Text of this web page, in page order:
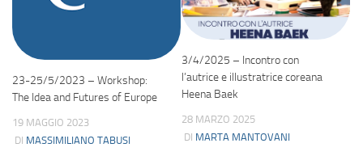
23-25/5/2023 – Workshop:
The Idea and Futures of Europe
19 MAGGIO 2023
DI MASSIMILIANO TABUSI
3/4/2025 – Incontro con
l’autrice e illustratrice coreana
Heena Baek
28 MARZO 2025
DI MARTA MANTOVANI